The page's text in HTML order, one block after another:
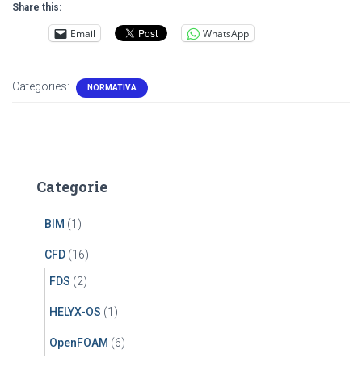
Share this:
Email WhatsApp
Categories: NORMATIVA
Categorie
BIM (1)
CFD (16)
FDS (2)
HELYX-OS (1)
OpenFOAM (6)